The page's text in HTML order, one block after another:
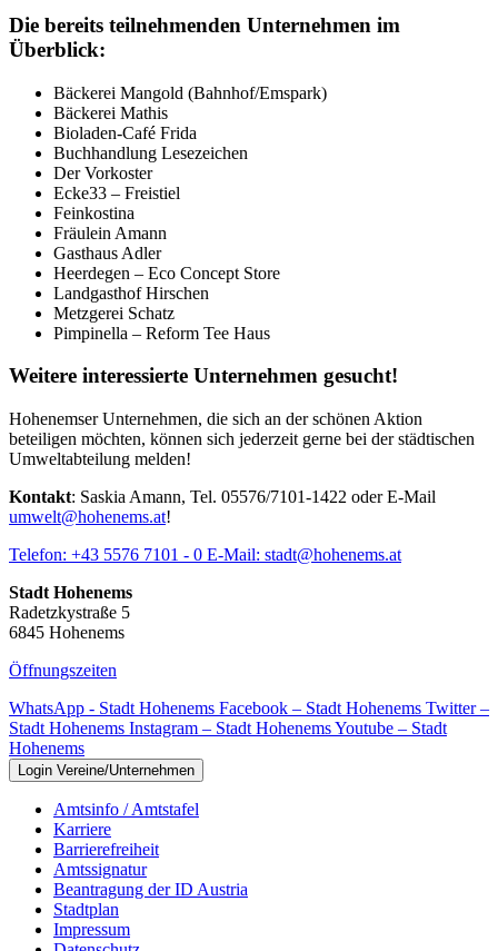
Die bereits teilnehmenden Unternehmen im
Überblick:
Bäckerei Mangold (Bahnhof/Emspark)
Bäckerei Mathis
Bioladen-Café Frida
Buchhandlung Lesezeichen
Der Vorkoster
Ecke33 – Freistiel
Feinkostina
Fräulein Amann
Gasthaus Adler
Heerdegen – Eco Concept Store
Landgasthof Hirschen
Metzgerei Schatz
Pimpinella – Reform Tee Haus
Weitere interessierte Unternehmen gesucht!
Hohenemser Unternehmen, die sich an der schönen Aktion
beteiligen möchten, können sich jederzeit gerne bei der städtischen
Umweltabteilung melden!
Kontakt: Saskia Amann, Tel. 05576/7101-1422 oder E-Mail
umwelt@hohenems.at!
Telefon: +43 5576 7101 - 0 E-Mail: stadt@hohenems.at
Stadt Hohenems
Radetzkystraße 5
6845 Hohenems
Öffnungszeiten
WhatsApp - Stadt Hohenems Facebook – Stadt Hohenems Twitter –
Stadt Hohenems Instagram – Stadt HohenemsYoutube – Stadt
Hohenems
Login Vereine/Unternehmen
Amtsinfo / Amtstafel
Karriere
Barrierefreiheit
Amtssignatur
Beantragung der ID Austria
Stadtplan
Impressum